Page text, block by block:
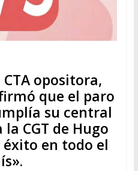
opositora,
que el paro
su central
CGT de Hugo
éxito en todo el